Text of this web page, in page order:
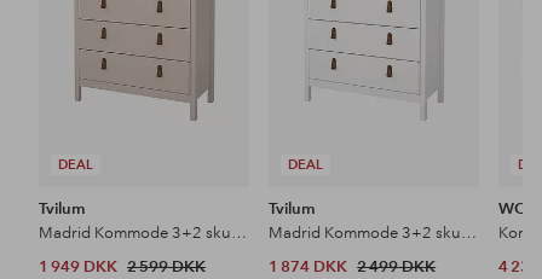
DEAL
Tvilum
Madrid Kommode 3+2 skuffer
1 949 DKK 2 599 DKK
DEAL
Tvilum
Madrid Kommode 3+2 skuffer
1 874 DKK 2 499 DKK
4